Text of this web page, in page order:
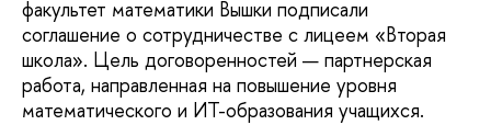
факультет математики Вышки подписали
соглашение о сотрудничестве с лицеем «Вторая
школа». Цель договоренностей — партнерская
работа, направленная на повышение уровня
математического и ИТ-образования учащихся.